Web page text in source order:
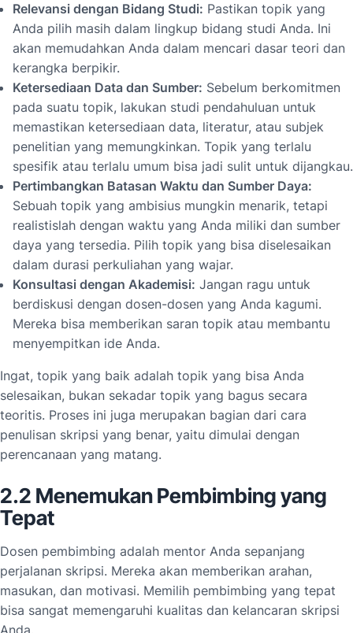
Relevansi dengan Bidang Studi: Pastikan topik yang
Anda pilih masih dalam lingkup bidang studi Anda. Ini
akan memudahkan Anda dalam mencari dasar teori dan
kerangka berpikir.
Ketersediaan Data dan Sumber: Sebelum berkomitmen
pada suatu topik, lakukan studi pendahuluan untuk
memastikan ketersediaan data, literatur, atau subjek
penelitian yang memungkinkan. Topik yang terlalu
spesifik atau terlalu umum bisa jadi sulit untuk dijangkau.
Pertimbangkan Batasan Waktu dan Sumber Daya:
Sebuah topik yang ambisius mungkin menarik, tetapi
realistislah dengan waktu yang Anda miliki dan sumber
daya yang tersedia. Pilih topik yang bisa diselesaikan
dalam durasi perkuliahan yang wajar.
Konsultasi dengan Akademisi: Jangan ragu untuk
berdiskusi dengan dosen-dosen yang Anda kagumi.
Mereka bisa memberikan saran topik atau membantu
menyempitkan ide Anda.
Ingat, topik yang baik adalah topik yang bisa Anda
selesaikan, bukan sekadar topik yang bagus secara
teoritis. Proses ini juga merupakan bagian dari cara
penulisan skripsi yang benar, yaitu dimulai dengan
perencanaan yang matang.
2.2 Menemukan Pembimbing yang
Tepat
Dosen pembimbing adalah mentor Anda sepanjang
perjalanan skripsi. Mereka akan memberikan arahan,
masukan, dan motivasi. Memilih pembimbing yang tepat
bisa sangat memengaruhi kualitas dan kelancaran skripsi